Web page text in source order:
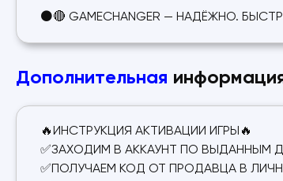
⚫🔴 GAMECHANGER — НАДЁЖНО.
Дополнительная
🔥ИНСТРУКЦИЯ АКТИВАЦИИ ИГРЫ🔥
✅ЗАХОДИМ В АККАУНТ ПО ВЫДАННЫМ
✅ПОЛУЧАЕМ КОД ОТ ПРОДАВЦА В